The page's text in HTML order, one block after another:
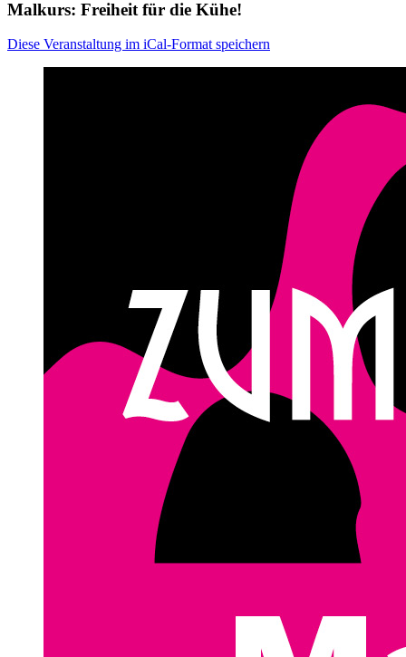
Malkurs: Freiheit für die Kühe!
Diese Veranstaltung im iCal-Format speichern